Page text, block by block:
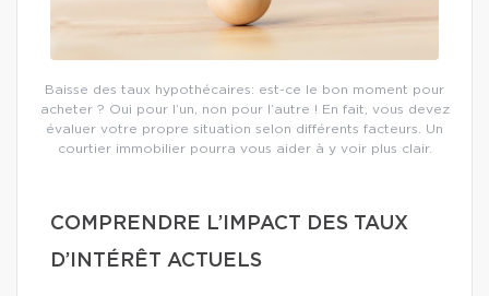
Baisse des taux hypothécaires: est-ce le bon moment pour
acheter ? Oui pour l’un, non pour l’autre ! En fait, vous devez
évaluer votre propre situation selon différents facteurs. Un
courtier immobilier pourra vous aider à y voir plus clair.
COMPRENDRE L’IMPACT DES TAUX
D’INTÉRÊT ACTUELS